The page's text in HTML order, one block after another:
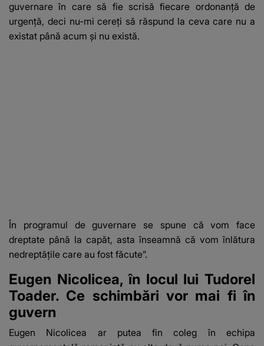
guvernare în care să fie scrisă fiecare ordonanţă de
urgenţă, deci nu-mi cereţi să răspund la ceva care nu a
existat până acum şi nu există.
În programul de guvernare se spune că vom face
dreptate până la capăt, asta înseamnă că vom înlătura
nedreptăţile care au fost făcute”.
Eugen Nicolicea, în locul lui Tudorel
Toader. Ce schimbări vor mai fi în
guvern
Eugen Nicolicea ar putea fin coleg în echipa